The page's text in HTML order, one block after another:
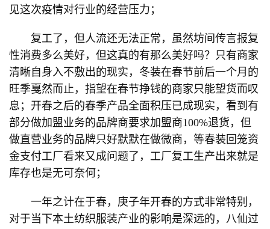
见这次疫情对行业的经营压力；
复工了，但人流还无法正常，虽然坊间传言报复
性消费多么美好，但这真的有那么美好吗？只有商家
清晰自身入不敷出的现实，冬装在春节前后一个月的
旺季戛然而止，指望在春节挣钱的商家只能望货而叹
息；开春之后的春季产品全面积压已成现实，看到有
部分做加盟业务的品牌商要求加盟商100%退货，但
做直营业务的品牌只好默默在做微商，等春装回笼资
金支付工厂看来又成问题了，工厂复工生产出来就是
库存也是无可奈何；
一年之计在于春，庚子年开春的方式非常特别，
对于当下本土纺织服装产业的影响是深远的，八仙过